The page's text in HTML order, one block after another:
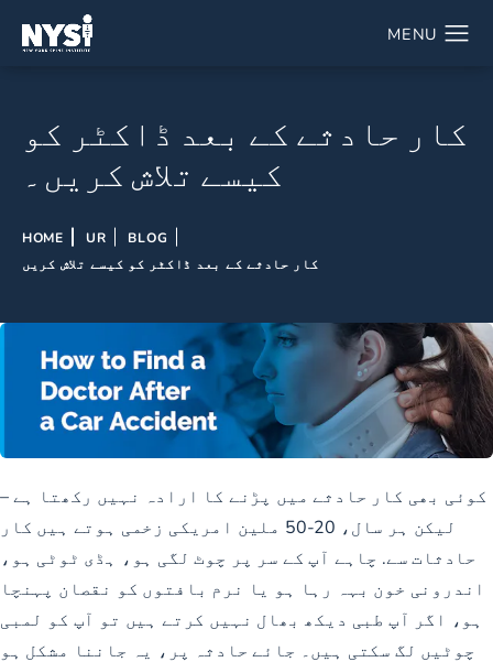
کار حادثے کے بعد ڈاکٹر کو
کیسے تلاش کریں۔
HOME UR
BLOG
کار حادثے کے بعد ڈاکٹر کو کیسے تلاش کریں
کوئی بھی کار حادثے میں پڑنے کا ارادہ نہیں رکھتا ہے –
لیکن ہر سال،
کار
حادثات سے. چاہے آپ کے سر پر چوٹ لگی ہو، ہڈی ٹوٹی ہو،
اندرونی خون بہہ رہا ہو یا نرم بافتوں کو نقصان پہنچا
ہو، اگر آپ طبی دیکھ بھال نہیں کرتے ہیں تو آپ کو لمبی
چوٹیں لگ سکتی ہیں۔ جائے حادثہ پر، یہ جاننا مشکل ہو